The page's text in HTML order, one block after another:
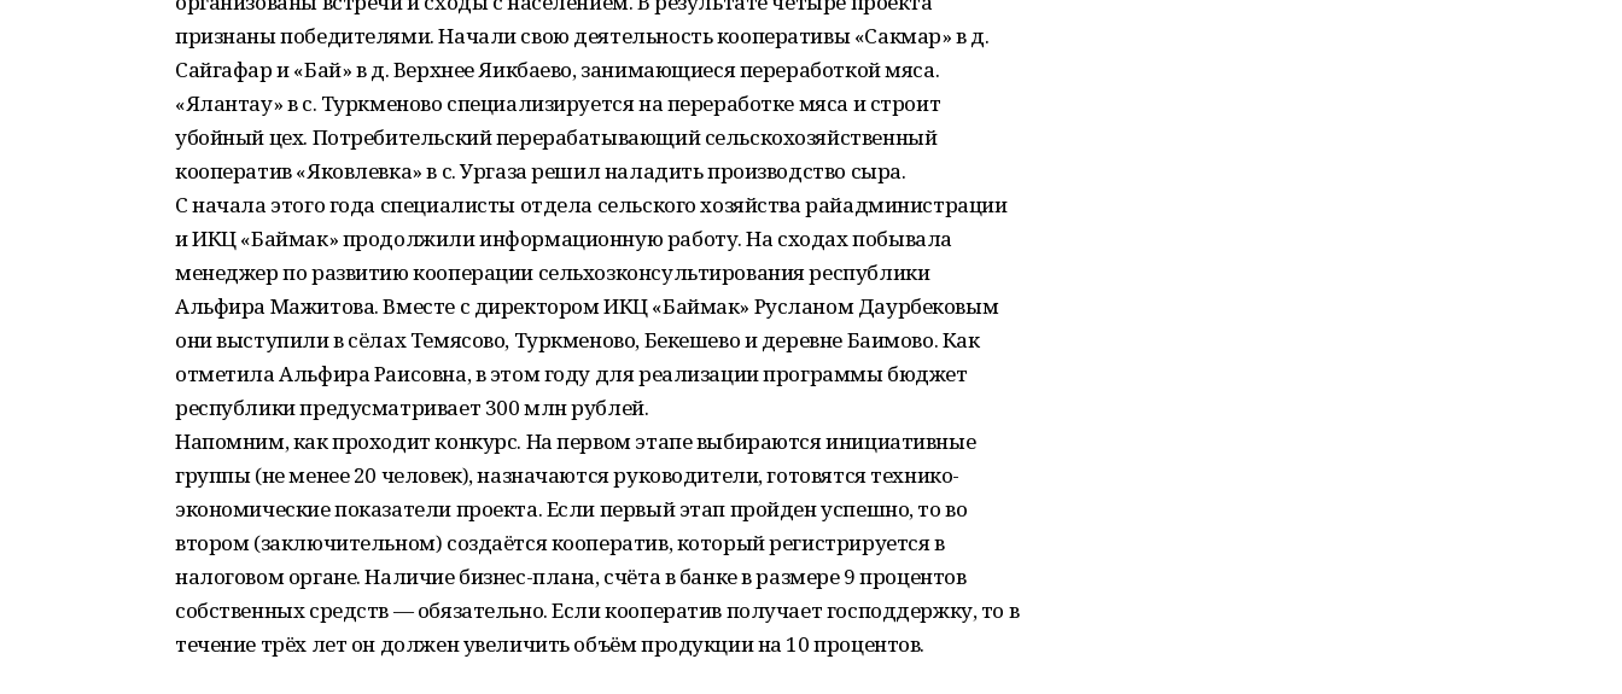
признаны победителями. Начали свою деятельность кооперативы «Сакмар» в д.
Сайгафар и «Бай» в д. Верхнее Яикбаево, занимающиеся переработкой мяса.
«Ялантау» в с. Туркменово специализируется на переработке мяса и строит
убойный цех. Потребительский перерабатывающий сельскохозяйственный
кооператив «Яковлевка» в с. Ургаза решил наладить производство сыра.
С начала этого года специалисты отдела сельского хозяйства райадминистрации
и ИКЦ «Баймак» продолжили информационную работу. На сходах побывала
менеджер по развитию кооперации сельхозконсультирования республики
Альфира Мажитова. Вместе с директором ИКЦ «Баймак» Русланом Даурбековым
они выступили в сёлах Темясово, Туркменово, Бекешево и деревне Баимово. Как
отметила Альфира Раисовна, в этом году для реализации программы бюджет
республики предусматривает 300 млн рублей.
Напомним, как проходит конкурс. На первом этапе выбираются инициативные
группы (не менее 20 человек), назначаются руководители, готовятся технико-
экономические показатели проекта. Если первый этап пройден успешно, то во
втором (заключительном) создаётся кооператив, который регистрируется в
налоговом органе. Наличие бизнес-плана, счёта в банке в размере 9 процентов
собственных средств — обязательно. Если кооператив получает господдержку, то в
течение трёх лет он должен увеличить объём продукции на 10 процентов.